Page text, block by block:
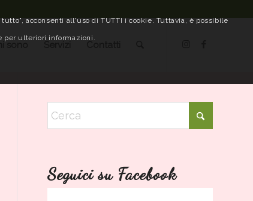
sono
Seguici su Facebook
acconsenti all'uso di TUTTI i cookie. Tuttavia, è possibile
per ulteriori informazioni.